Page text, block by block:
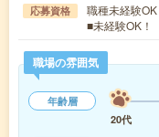
応募資格
職種未経験
■未経験OK！
職場の雰囲気
年齢層
20代